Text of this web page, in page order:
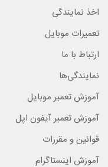
اخذ نمایندگی
تعمیرات موبایل
ارتباط با ما
نمایندگی‌ها
آموزش تعمیر موبایل
آموزش تعمیر آیفون اپل
قوانین و مقررات
آموزش اینستاگرام